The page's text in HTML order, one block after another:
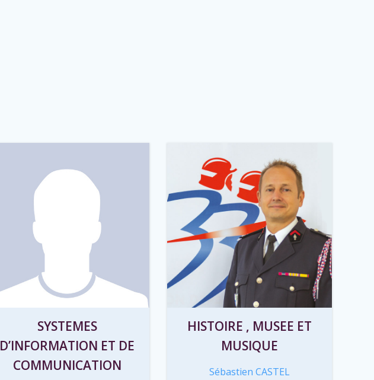
SYSTEMES
D’INFORMATION ET DE
COMMUNICATION
HISTOIRE , MUSEE ET
MUSIQUE
Sébastien CASTEL